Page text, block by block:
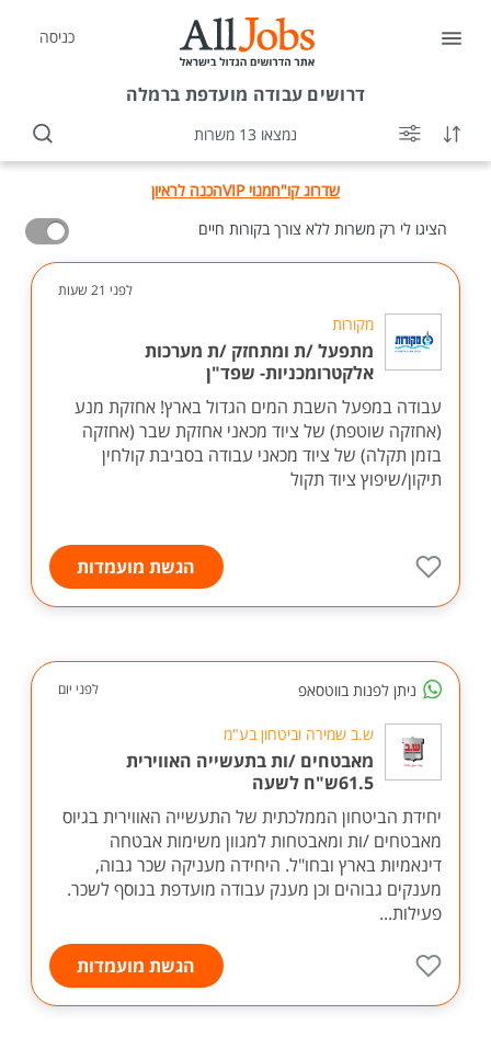
כניסה
דרושים עבודה מועדפת ברמלה
נמצאו 13 משרות
שדרוג קו"חמנוי VIP
הכנה לראיון
הציגו לי רק משרות ללא צורך בקורות חיים
לפני 21 שעות
מקורות
מתפעל /ת ומתחזק /ת מערכות
אלקטרומכניות- שפד"ן
עבודה במפעל השבת המים הגדול בארץ! אחזקת מנע
(אחזקה שוטפת) של ציוד מכאני אחזקת שבר (אחזקה
בזמן תקלה) של ציוד מכאני עבודה בסביבת קולחין
תיקון/שיפוץ ציוד תקול
הגשת מועמדות
ניתן לפנות בווטסאפ לפני יום
ש.ב שמירה וביטחון בע"מ
מאבטחים /ות בתעשייה האווירית
61.5ש"ח לשעה
יחידת הביטחון הממלכתית של התעשייה האווירית בגיוס
מאבטחים /ות ומאבטחות למגוון משימות אבטחה
דינאמיות בארץ ובחו"ל. היחידה מעניקה שכר גבוה,
מענקים גבוהים וכן מענק עבודה מועדפת בנוסף לשכר.
פעילות...
הגשת מועמדות